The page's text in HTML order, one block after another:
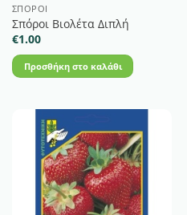
ΣΠΌΡΟΙ
Σπόροι Βιολέτα Διπλή
€1.00
Προσθήκη στο καλάθι